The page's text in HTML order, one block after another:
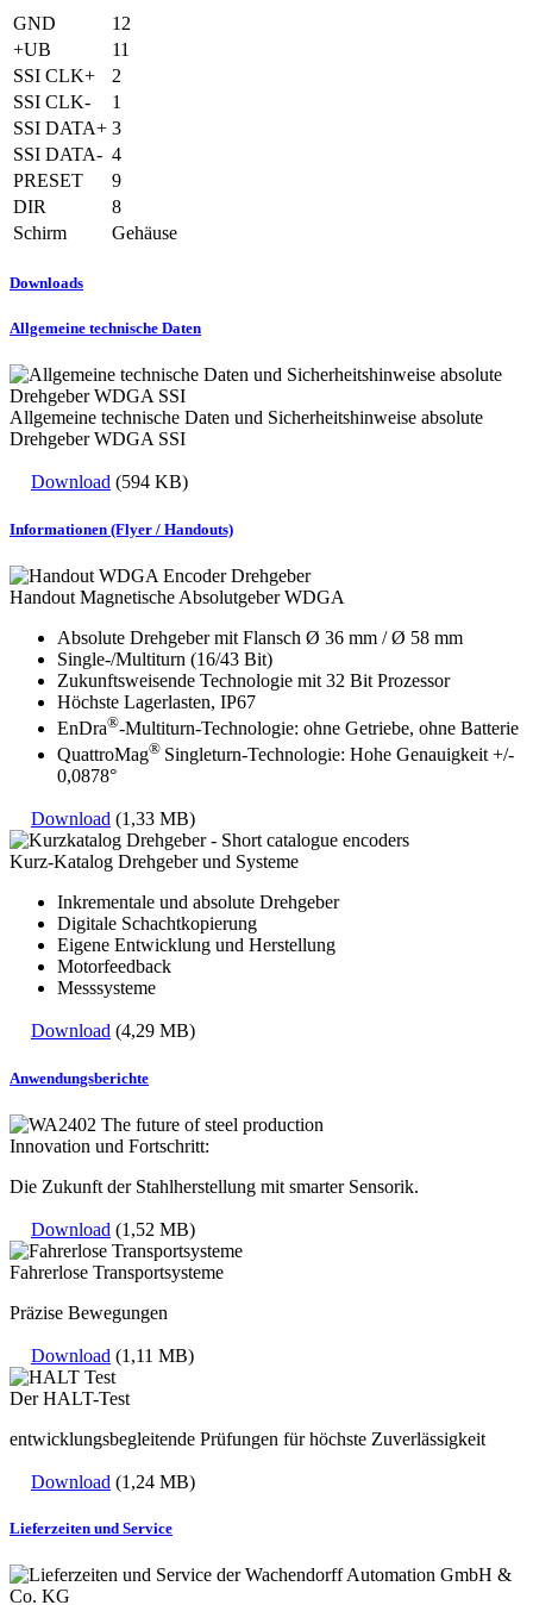
GND
12
+UB
11
SSI CLK+
2
SSI CLK-
1
SSI DATA+ 3
SSI DATA- 4
PRESET
9
DIR
8
Schirm
Gehäuse
Downloads
Allgemeine technische Daten
Allgemeine technische Daten und Sicherheitshinweise absolute
Drehgeber WDGA SSI
Download (594 KB)
Informationen (Flyer / Handouts)
Handout Magnetische Absolutgeber WDGA
Absolute Drehgeber mit Flansch Ø 36 mm / Ø 58 mm
Single-/Multiturn (16/43 Bit)
Zukunftsweisende Technologie mit 32 Bit Prozessor
Höchste Lagerlasten, IP67
EnDra®-Multiturn-Technologie: ohne Getriebe, ohne Batterie
QuattroMag® Singleturn-Technologie: Hohe Genauigkeit +/-
0,0878°
Download (1,33 MB)
Kurz-Katalog Drehgeber und Systeme
Inkrementale und absolute Drehgeber
Digitale Schachtkopierung
Eigene Entwicklung und Herstellung
Motorfeedback
Messsysteme
Download (4,29 MB)
Anwendungsberichte
Innovation und Fortschritt:
Die Zukunft der Stahlherstellung mit smarter Sensorik.
Download (1,52 MB)
Fahrerlose Transportsysteme
Präzise Bewegungen
Download (1,11 MB)
Der HALT-Test
entwicklungsbegleitende Prüfungen für höchste Zuverlässigkeit
Download (1,24 MB)
Lieferzeiten und Service